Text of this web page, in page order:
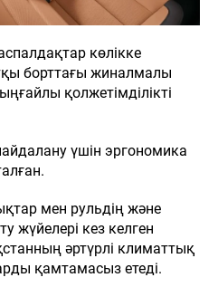
8 (7182) 65-
Haval
көлікке
борттағы жиналмалы
қолжетімділікті
үшін эргономика
мен рульдің және
жүйелері кез келген
әртүрлі климаттық
қамтамасыз етеді.